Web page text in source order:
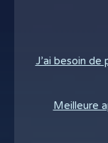
J’ai besoin de
Meilleure